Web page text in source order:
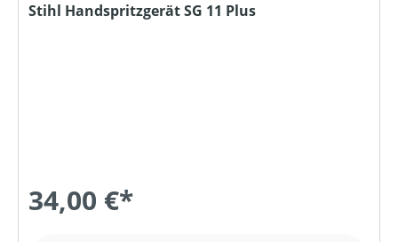
Stihl Handspritzgerät SG 11 Plus
34,00 €*